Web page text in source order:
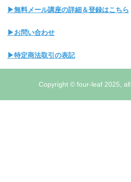
▶無料メール講座の詳細＆登録はこちら
▶お問い合わせ
▶特定商法取引の表記
Copyright © four-leaf 2025,